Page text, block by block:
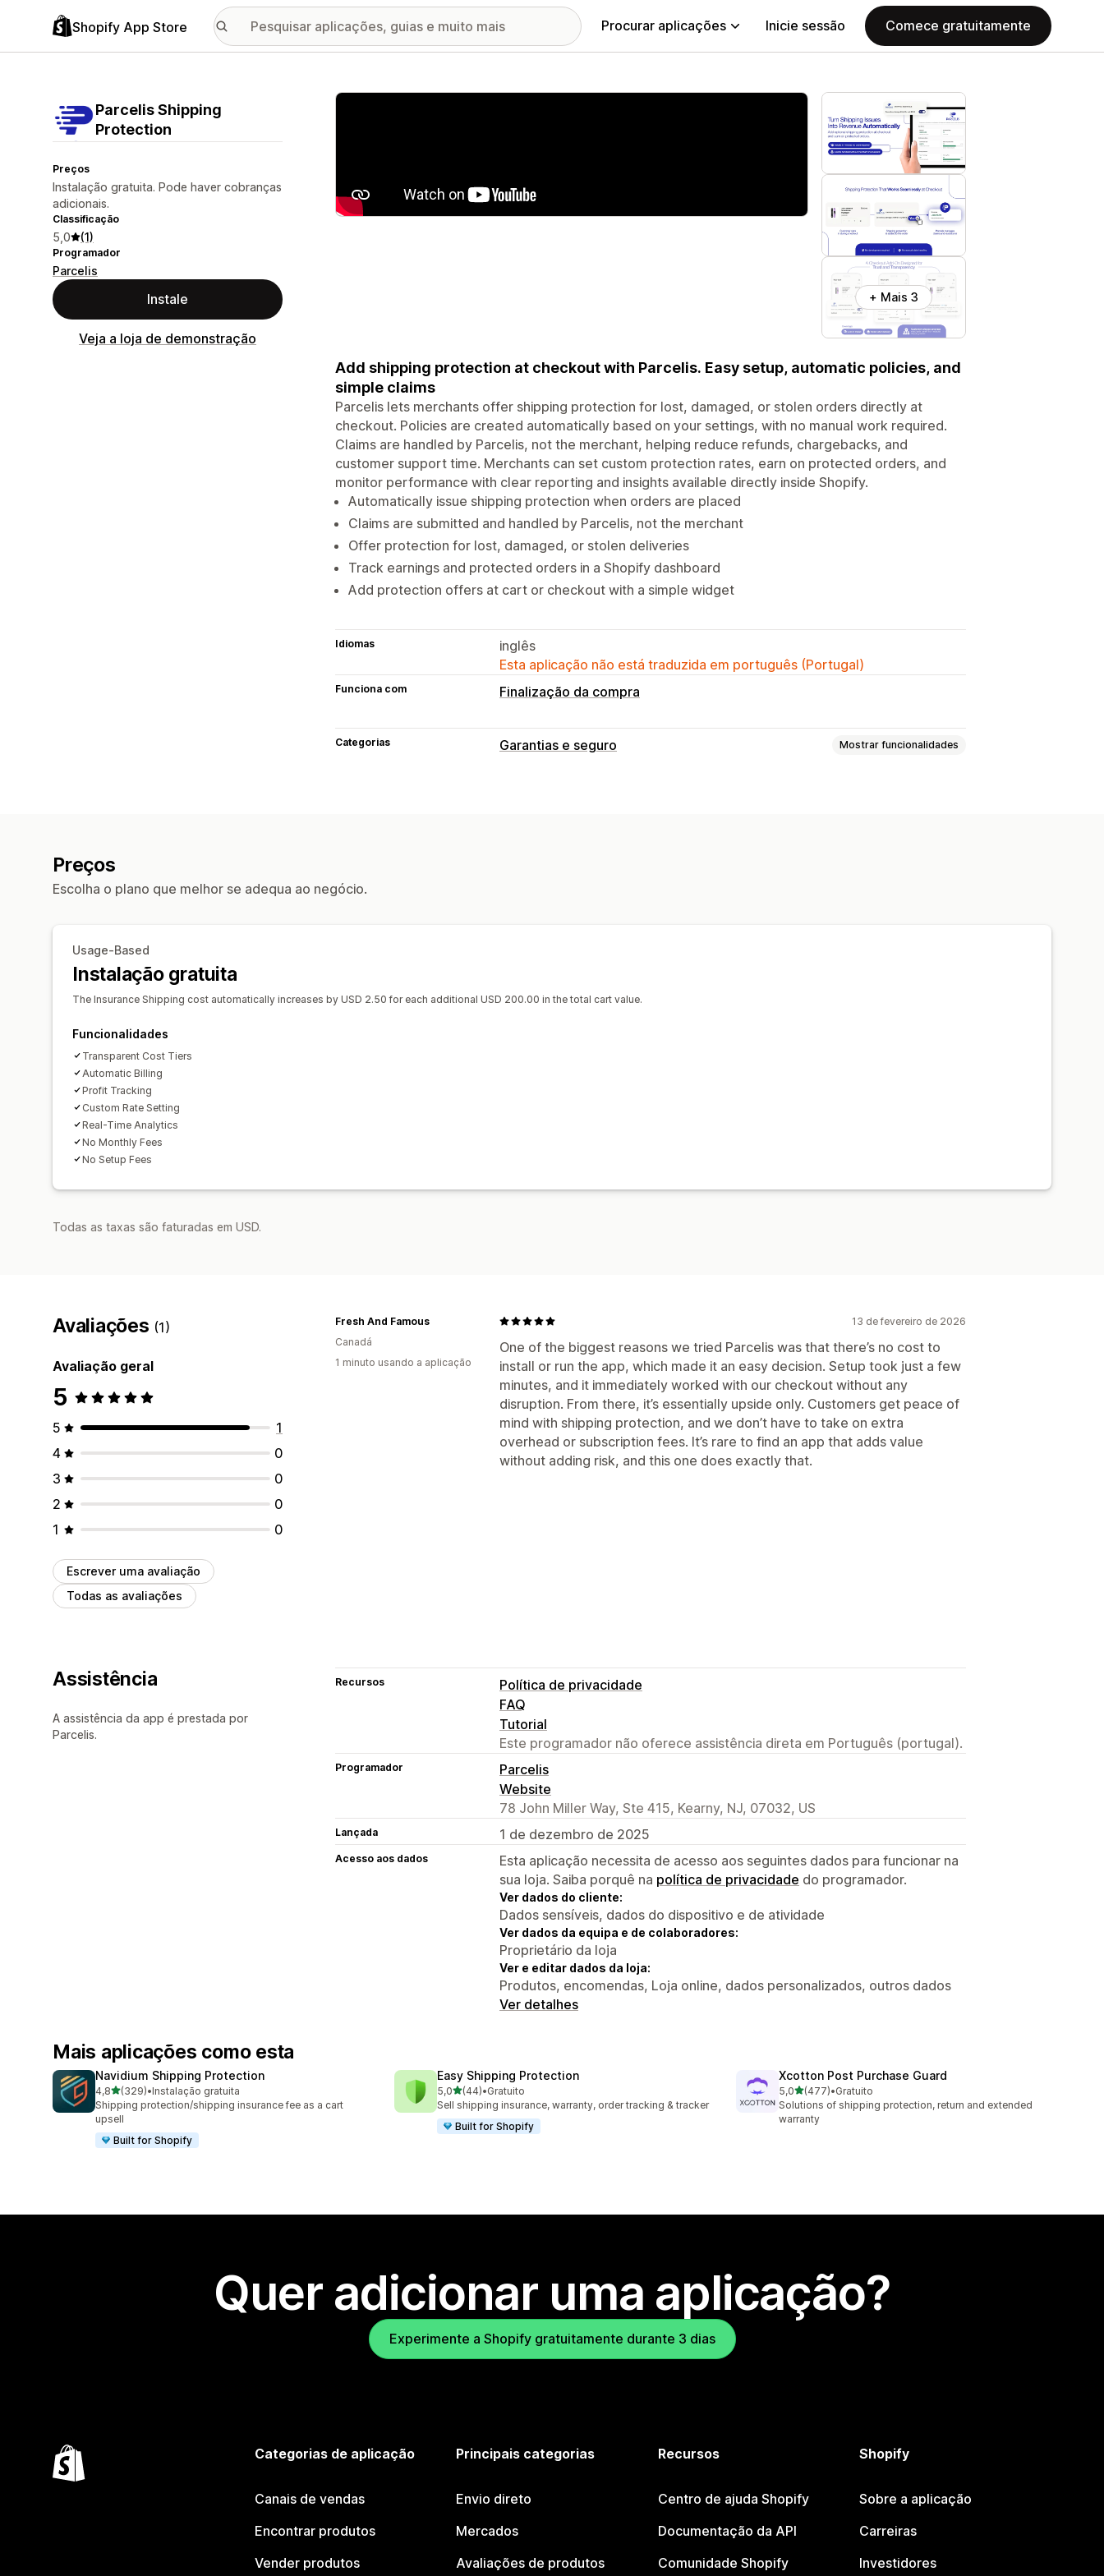
Shopify App Store Procurar aplicações Inicie sessão Comece gratuitamente
Parcelis Shipping
Protection
Preços
Instalação gratuita. Pode haver cobranças
adicionais.
Classificação
5,0 (1)
Programador
Parcelis
Instale
Veja a loja de demonstração
Galeria de imagens em destaque
+ Mais 3
Add shipping protection at checkout with Parcelis. Easy setup, automatic policies, and
simple claims
Parcelis lets merchants offer shipping protection for lost, damaged, or stolen orders directly at
checkout. Policies are created automatically based on your settings, with no manual work required.
Claims are handled by Parcelis, not the merchant, helping reduce refunds, chargebacks, and
customer support time. Merchants can set custom protection rates, earn on protected orders, and
monitor performance with clear reporting and insights available directly inside Shopify.
Automatically issue shipping protection when orders are placed
Claims are submitted and handled by Parcelis, not the merchant
Offer protection for lost, damaged, or stolen deliveries
Track earnings and protected orders in a Shopify dashboard
Add protection offers at cart or checkout with a simple widget
Idiomas
inglês
Esta aplicação não está traduzida em português (Portugal)
Funciona com Finalização da compra
Categorias Garantias e seguro Mostrar funcionalidades
Preços
Escolha o plano que melhor se adequa ao negócio.
Usage-Based
Instalação gratuita
The Insurance Shipping cost automatically increases by USD 2.50 for each additional USD 200.00 in the total cart value.
Funcionalidades
Transparent Cost Tiers
Automatic Billing
Profit Tracking
Custom Rate Setting
Real-Time Analytics
No Monthly Fees
No Setup Fees
Todas as taxas são faturadas em USD.
Avaliações (1)
Avaliação geral
5
5
1
4
0
3
0
2
0
1
0
Escrever uma avaliação
Todas as avaliações
13 de fevereiro de 2026
One of the biggest reasons we tried Parcelis was that there’s no cost to
install or run the app, which made it an easy decision. Setup took just a few
minutes, and it immediately worked with our checkout without any
disruption. From there, it’s essentially upside only. Customers get peace of
mind with shipping protection, and we don’t have to take on extra
overhead or subscription fees. It’s rare to find an app that adds value
without adding risk, and this one does exactly that.
Fresh And Famous
Canadá
1 minuto usando a aplicação
Assistência
A assistência da app é prestada por
Parcelis.
Recursos
Política de privacidade
FAQ
Tutorial
Este programador não oferece assistência direta em Português (portugal).
Programador
Parcelis
Website
78 John Miller Way, Ste 415, Kearny, NJ, 07032, US
Lançada 1 de dezembro de 2025
Acesso aos dados
Esta aplicação necessita de acesso aos seguintes dados para funcionar na
sua loja. Saiba porquê na política de privacidade do programador.
Ver dados do cliente:
Dados sensíveis, dados do dispositivo e de atividade
Ver dados da equipa e de colaboradores:
Proprietário da loja
Ver e editar dados da loja:
Produtos, encomendas, Loja online, dados personalizados, outros dados
Ver detalhes
Mais aplicações como esta
Navidium Shipping Protection
4,8de 5 estrelas
(329)
329 total de avaliações
•Instalação gratuita
Shipping protection/shipping insurance fee as a cart
upsell
Built for Shopify
Easy Shipping Protection
5,0de 5 estrelas
(44)
44 total de avaliações
•Gratuito
Sell shipping insurance, warranty, order tracking & tracker
Built for Shopify
Xcotton Post Purchase Guard
5,0de 5 estrelas
(477)
477 total de avaliações
•Gratuito
Solutions of shipping protection, return and extended
warranty
Quer adicionar uma aplicação?
Experimente a Shopify gratuitamente durante 3 dias
Categorias de aplicação
Canais de vendas
Encontrar produtos
Vender produtos
Principais categorias
Envio direto
Mercados
Avaliações de produtos
Recursos
Centro de ajuda Shopify
Documentação da API
Comunidade Shopify
Shopify
Sobre a aplicação
Carreiras
Investidores